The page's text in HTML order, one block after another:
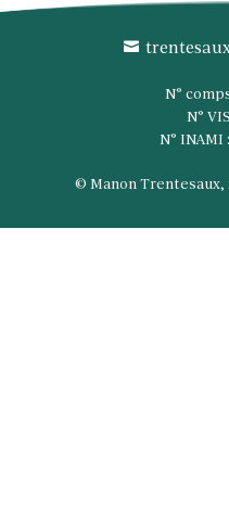

N°
N°
N° INAMI
© Manon Trentesaux,